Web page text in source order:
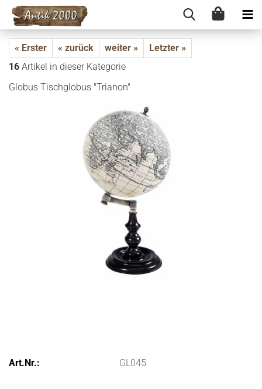
« Erster « zurück weiter »
Letzter »
16 Artikel in dieser Kategorie
Glo­bus Tisch­glo­bus "Tria­non"
Art.Nr.: GL045